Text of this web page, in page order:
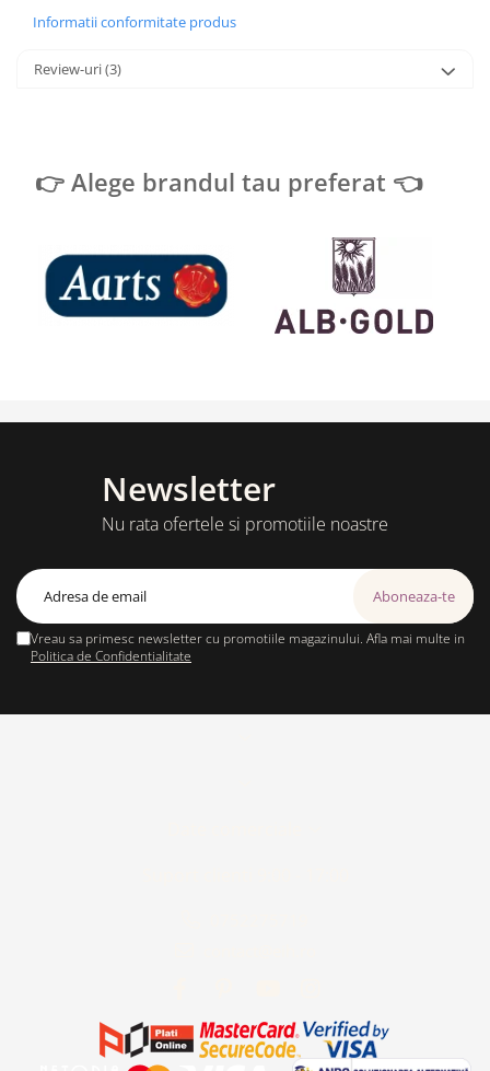
Informatii conformitate produs
Review-uri(3)
👉 Alege brandul tau preferat 👈
Newsletter
Nu rata ofertele si promotiile noastre
Vreau sa primesc newsletter cu promotiile magazinului. Afla mai multe in
Politica de Confidentialitate